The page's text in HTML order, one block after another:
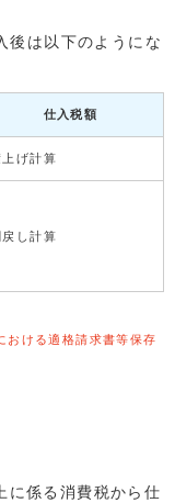
後は以下のようにな
仕入税額
上げ計算
戻し計算
おける適格請求書等保存
に係る消費税から仕